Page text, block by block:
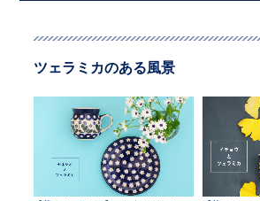
ツェラミカのある風景